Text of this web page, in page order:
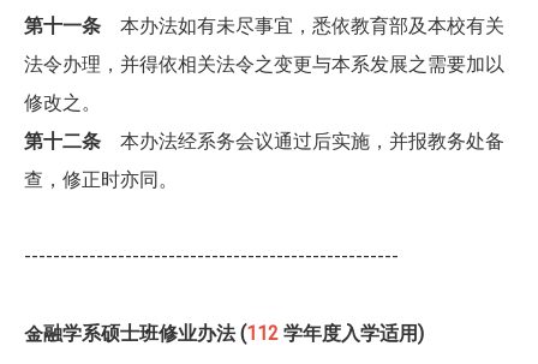
第十一条 本办法如有未尽事宜，悉依教育部及本校有关
法令办理，并得依相关法令之变更与本系发展之需要加以
修改之。
第十二条 本办法经系务会议通过后实施，并报教务处备
查，修正时亦同。
----------------------------------------------------
金融学系硕士班修业办法 (112 学年度入学适用)